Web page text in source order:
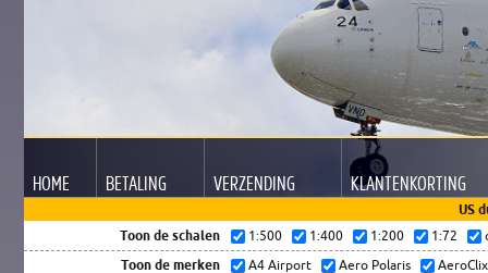
HOME BETALING VERZENDING KLANTENKORTING
US
Toon de schalen
1:500 1:400 1:200 1:72
Toon de merken A4 Airport Aero Polaris